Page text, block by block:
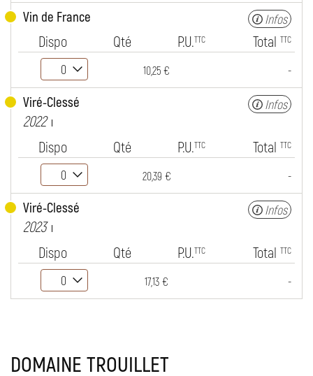
Vin de France Infos
Dispo Qté P.U.TTC Total TTC
10,25 € -
Viré-Clessé
2022
Infos
Dispo Qté P.U.TTC Total TTC
20,39 € -
Viré-Clessé
2023
Infos
Dispo Qté P.U.TTC Total TTC
17,13 € -
DOMAINE TROUILLET